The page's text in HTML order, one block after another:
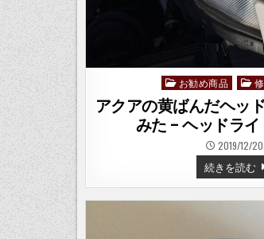
Posted
in
お勧め商品
アクアの黄ばんだヘッ
みた – ヘッドラ
2019/12/20
続きを読む